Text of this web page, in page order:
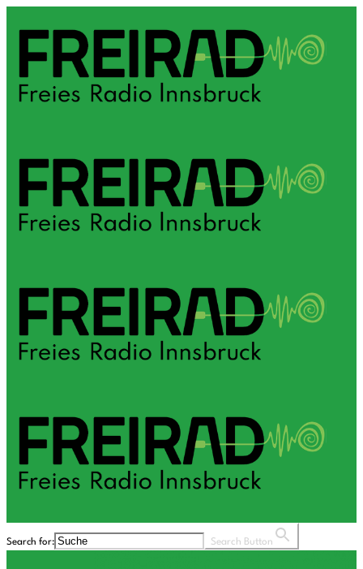
Search for: Search Button